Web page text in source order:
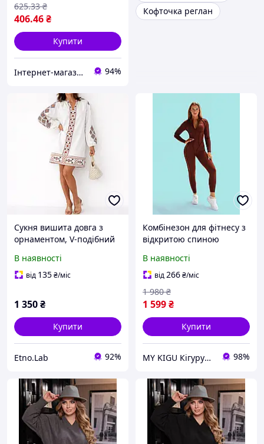
406.46₴
625.33 ₴
Купити
Інтернет-магазин "Із Туреччини з любов'ю" 94%
Кофточка реглан
Сукня вишита довга з
орнаментом, V-подібний
манжети на резинці
В наявності
від 135₴/міс
1 350₴
Купити
Etno.Lab 92%
Комбінезон для фітнесу з
відкритою спиною
зовнішніми швами
шоколадний на блискавці
без пушап обтягуючий
В наявності
від266₴/міс
1 599₴
1 980 ₴
Купити
MY KIGU Кігурумі для вієї родини! 98%